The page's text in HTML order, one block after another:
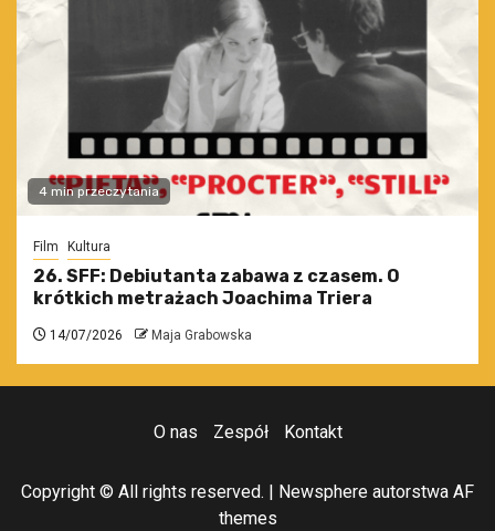
4 min przeczytania
Film Kultura
26. SFF: Debiutanta zabawa z czasem. O
krótkich metrażach Joachima Triera
14/07/2026 Maja Grabowska
O nas Zespół Kontakt
Copyright © All rights reserved. | Newsphere autorstwa AF
themes